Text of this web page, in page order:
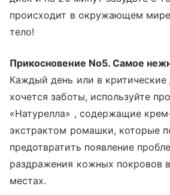
происходит в окружающем
тело!
Прикосновение No5. Самое
Каждый день или в критические
хочется заботы, используйте
«Натурелла» , содержащие
экстрактом ромашки, которые
предотвратить появление
раздражения кожных покровов
местах.